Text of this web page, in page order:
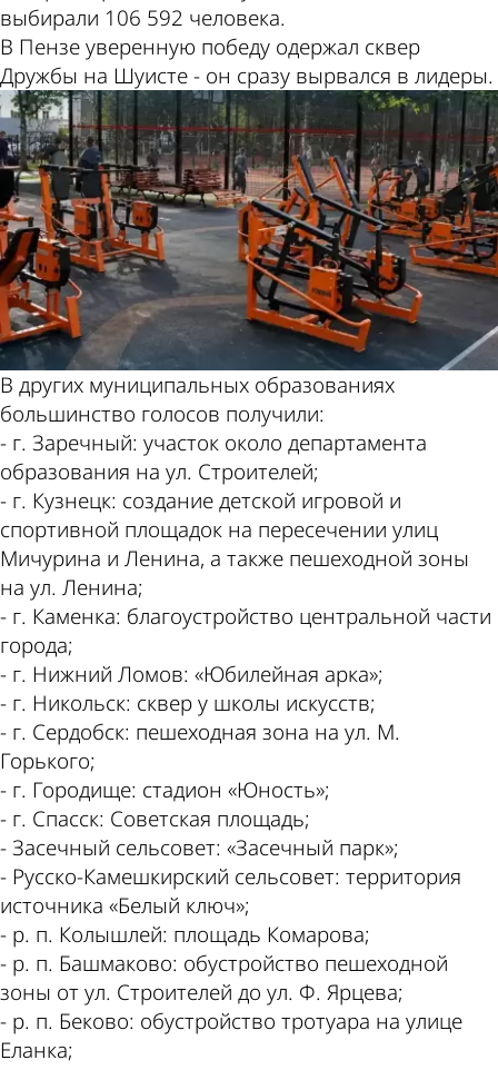
выбирали 106 592 человека.
В Пензе уверенную победу одержал сквер
Дружбы на Шуисте - он сразу вырвался в лидеры.
В других муниципальных образованиях
большинство голосов получили:
- г. Заречный: участок около департамента
образования на ул. Строителей;
- г. Кузнецк: создание детской игровой и
спортивной площадок на пересечении улиц
Мичурина и Ленина, а также пешеходной зоны
на ул. Ленина;
- г. Каменка: благоустройство центральной части
города;
- г. Нижний Ломов: «Юбилейная арка»;
- г. Никольск: сквер у школы искусств;
- г. Сердобск: пешеходная зона на ул. М.
Горького;
- г. Городище: стадион «Юность»;
- г. Спасск: Советская площадь;
- Засечный сельсовет: «Засечный парк»;
- Русско-Камешкирский сельсовет: территория
источника «Белый ключ»;
- р. п. Колышлей: площадь Комарова;
- р. п. Башмаково: обустройство пешеходной
зоны от ул. Строителей до ул. Ф. Ярцева;
- р. п. Беково: обустройство тротуара на улице
Еланка;